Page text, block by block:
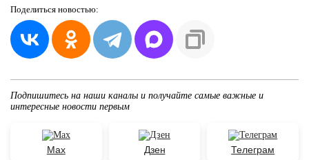
Поделиться новостью:
Подпишитесь на наши каналы и получайте самые важные и
интересные новости первым
Max Дзен Телеграм